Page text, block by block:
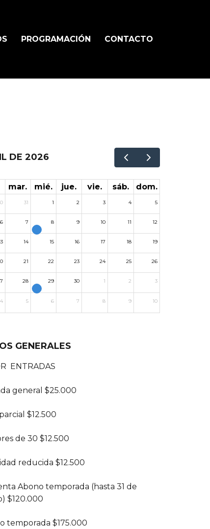
PROGRAMACIÓN CONTACTO
DE 2026
mar. mié. jue. vie. sáb. dom.
31 1 2 3 4 5
6 7 8 9 10 11 12
14 15 16 17 18 19
21 22 23 24 25 26
28 29 30 1 2 3
4 5 6 7 8 9 10
GENERALES
ENTRADAS
general $25.000
$12.500
de 30 $12.500
reducida $12.500
Abono temporada (hasta 31 de
$120.000
temporada $175.000